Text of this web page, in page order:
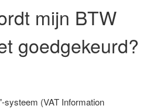
mijn BTW
goedgekeurd?
systeem (VAT Information